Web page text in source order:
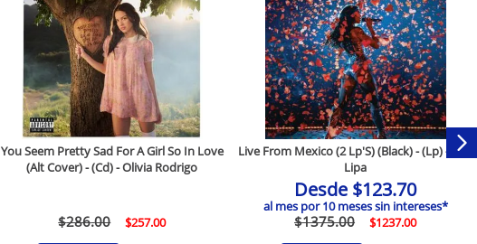
You Seem Pretty Sad For A Girl So In Love
(Alt Cover) - (Cd) - Olivia Rodrigo
$286.00 $257.00
Live From Mexico (2 Lp'S) (Black) - (Lp) - Dua
Lipa
Desde $123.70
al mes por10meses sin intereses*
$1375.00 $1237.00